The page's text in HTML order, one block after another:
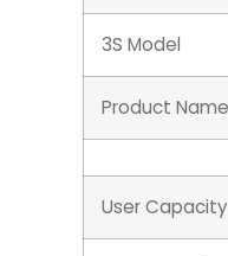
3S Model
Product Name
User Capacity